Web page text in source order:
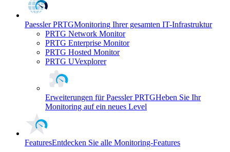
Paessler PRTGMonitoring Ihrer gesamten IT-Infrastruktur
PRTG Network Monitor
PRTG Enterprise Monitor
PRTG Hosted Monitor
PRTG UVexplorer
Erweiterungen für Paessler PRTGHeben Sie Ihr
Monitoring auf ein neues Level
FeaturesEntdecken Sie alle Monitoring-Features